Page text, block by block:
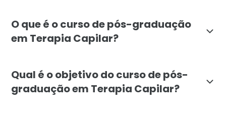
O que é o curso de pós-graduação
em Terapia Capilar?
Qual é o objetivo do curso de pós-
graduação em Terapia Capilar?